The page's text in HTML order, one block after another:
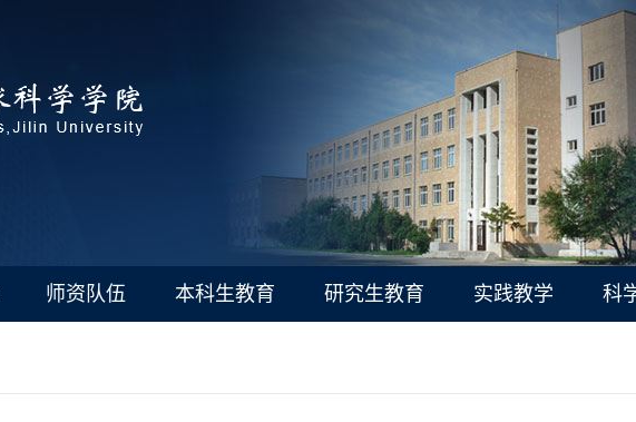
师资队伍 本科生教育 研究生教育 实践教学 科